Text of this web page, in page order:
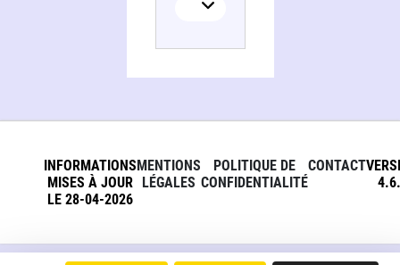
INFORMATIONS
MISES À JOUR
LE 28-04-2026
MENTIONS
LÉGALES
POLITIQUE DE
CONFIDENTIALITÉ
CONTACT